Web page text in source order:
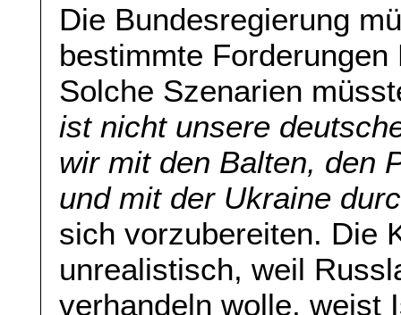
Die Bundesregierung
bestimmte
Solche Szenarien
ist nicht unsere
wir mit den Balten, den
und mit der Ukraine
sich vorzubereiten. Die
unrealistisch, weil
verhandeln wolle, weist